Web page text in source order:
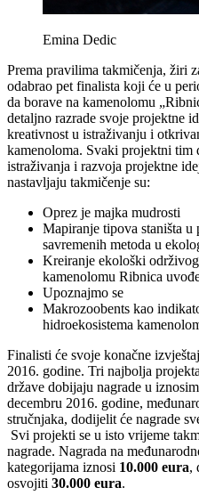
Emina Dedic
Prema pravilima takmičenja, žiri
odabrao pet finalista koji će u
da borave na kamenolomu
detaljno razrade svoje projektne
kreativnost u istraživanju i
kamenoloma. Svaki projektni
istraživanja i razvoja projektne
nastavljaju takmičenje su:
Oprez je majka mudrosti
Mapiranje tipova staništa
savremenih metoda u
Kreiranje ekološki
kamenolomu Ribnica
Upoznajmo se
Makrozoobents kao
hidroekosistema
Finalisti će svoje konačne
2016. godine. Tri najbolja
države dobijaju nagrade u
decembru 2016. godine,
stručnjaka, dodijelit će nagrade
Svi projekti se u isto vrijeme
nagrade. Nagrada na
kategorijama iznosi 10.000 eura,
osvojiti 30.000 eura.